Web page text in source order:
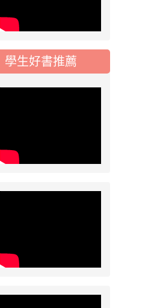
學校對面建案申請8
月份「施工車輛臨
停」一案，請各位用
路人留意
學生好書推薦